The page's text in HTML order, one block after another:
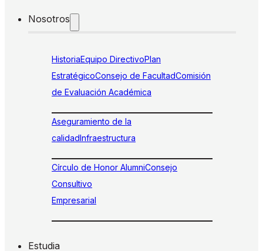
Nosotros
HistoriaEquipo DirectivoPlan
EstratégicoConsejo de FacultadComisión
de Evaluación Académica
Aseguramiento de la
calidadInfraestructura
Círculo de Honor AlumniConsejo
Consultivo
Empresarial
Estudia